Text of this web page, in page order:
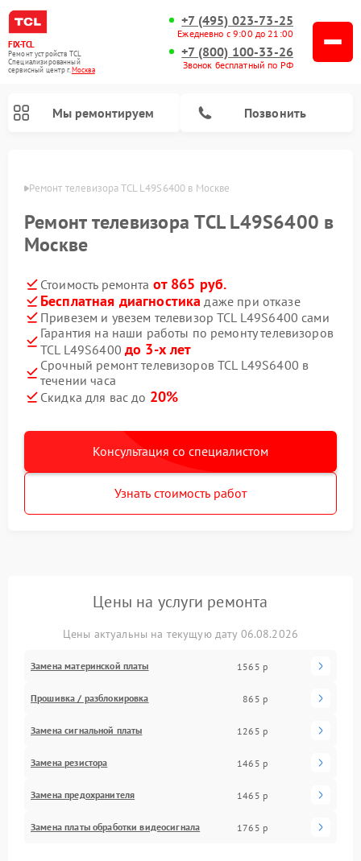
FIX-TCL
Ремонт устройств TCL
Специализированный
cервисный центр г.Москва
+7 (495) 023-73-25
Ежедневно с 9:00 до 21:00
+7 (800) 100-33-26
Звонок бесплатный по РФ
Мы ремонтируем Позвонить
Ремонт телевизора TCL L49S6400 в Москве
Ремонт телевизора TCL L49S6400 в
Москве
Стоимость ремонта от 865 руб.
Бесплатная диагностика даже при отказе
Привезем и увезем телевизор TCL L49S6400 сами
Гарантия на наши работы по ремонту телевизоров
TCL L49S6400 до 3-х лет
Срочный ремонт телевизоров TCL L49S6400 в
течении часа
Скидка для вас до 20%
Консультация со специалистом
Узнать стоимость работ
Цены на услуги ремонта
Цены актуальны на текущую дату 06.08.2026
Замена материнской платы 1565 р
Прошивка / разблокировка 865 р
Замена сигнальной платы 1265 р
Замена резистора 1465 р
Замена предохранителя 1465 р
Замена платы обработки видеосигнала 1765 р